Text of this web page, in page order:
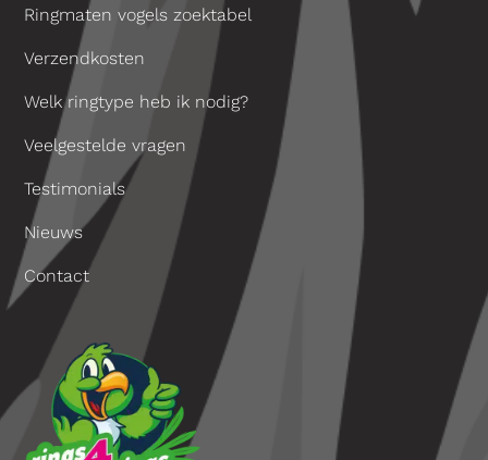
Ringmaten vogels zoektabel
Verzendkosten
Welk ringtype heb ik nodig?
Veelgestelde vragen
Testimonials
Nieuws
Contact